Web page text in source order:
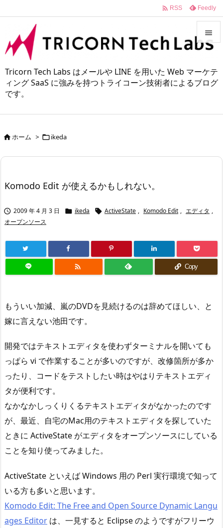
Tricorn Tech Labs はメールや LINE を用いた Web マーケテ
ィング SaaS に強みを持つトライコーン技術者によるブログ
です。



 RSS Feedly
ホーム > ikeda
Komodo Edit が使えるかもしれない。
 2009 年 4 月 3 日  ikeda  ActiveState , Komodo Edit , エディタ ,
オープンソース
 Copy
もういい加減、嵐のDVDを見続けるのは辞めてほしい、と
嫁に言えない池田です。
開発ではテキストエディタを使わずターミナルを開いても
っぱら vi で作業することが多いのですが、改修箇所が多か
ったり、コードをテストしたい時はやはりテキストエディ
タが便利です。
なかなかしっくりくるテキストエディタがなかったのです
が、最近、自宅のMac用のテキストエディタを探していた
ときに ActiveState がエディタをオープンソースにしている
ことを知り使ってみました。
ActiveState といえば Windows 用の Perl 実行環境で知って
いる方も多いと思います。
Komodo Edit: The Free and Open Source Dynamic Langu
ages Editor は、一見すると Eclipse のようですがフリーウ